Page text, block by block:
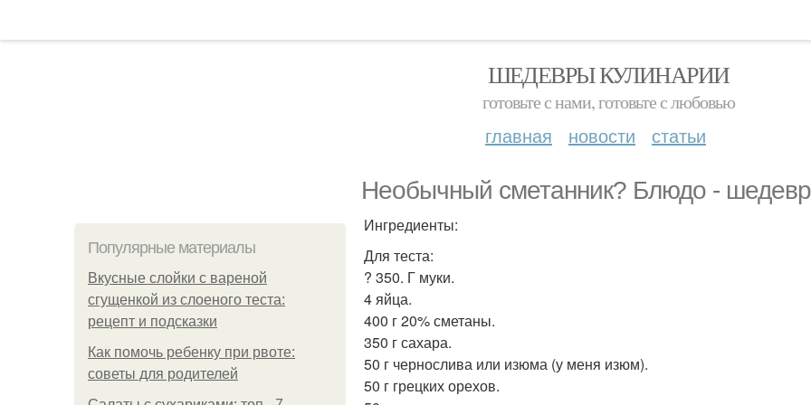
ШЕДЕВРЫ КУЛИНАРИИ
готовьте с нами, готовьте с любовью
главная новости статьи
Необычный сметанник? Блюдо -
Популярные материалы
Вкусные слойки с вареной
сгущенкой из слоеного теста:
рецепт и подсказки
Как помочь ребенку при рвоте:
советы для родителей
Ингредиенты:
Для теста:
? 350. Г муки.
4 яйца.
400 г 20% сметаны.
350 г сахара.
50 г чернослива или изюма (у меня изюм).
50 г грецких орехов.